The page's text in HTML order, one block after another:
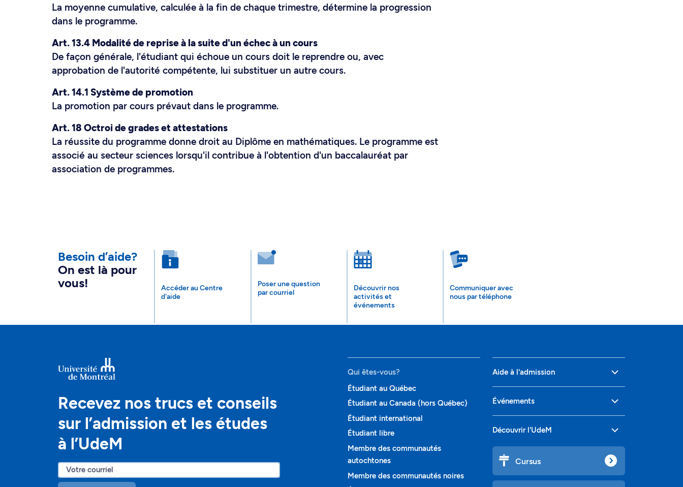
La moyenne cumulative, calculée à la fin de chaque trimestre, détermine la progression
dans le programme.
Art. 13.4 Modalité de reprise à la suite d'un échec à un cours
De façon générale, l'étudiant qui échoue un cours doit le reprendre ou, avec
approbation de l'autorité compétente, lui substituer un autre cours.
Art. 14.1 Système de promotion
La promotion par cours prévaut dans le programme.
Art. 18 Octroi de grades et attestations
La réussite du programme donne droit au Diplôme en mathématiques. Le programme est
associé au secteur sciences lorsqu'il contribue à l'obtention d'un baccalauréat par
association de programmes.
Besoin d’aide?
On est là pour
vous!
Accéder au Centre
d'aide
Poser une question
par courriel
Découvrir nos
activités et
événements
Communiquer avec
nous par téléphone
Recevez nos trucs et conseils
sur l’admission et les études
à l’UdeM
Qui êtes-vous?
Étudiant au Québec
Étudiant au Canada (hors Québec)
Étudiant international
Étudiant libre
Membre des communautés
autochtones
Membre des communautés noires
Aide à l'admission
Événements
Découvrir l'UdeM
Cursus